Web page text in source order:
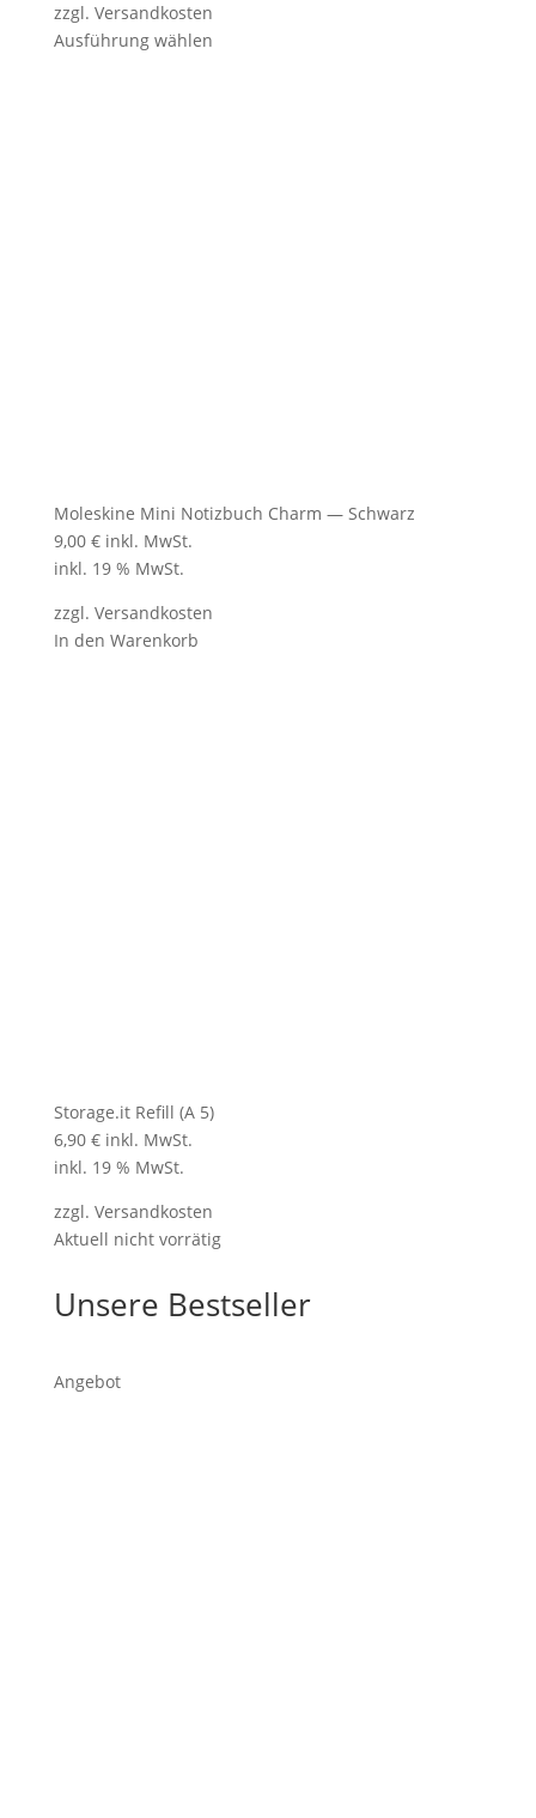
zzgl. Versandkosten
Ausführung wählen
Moleskine Mini Notizbuch Charm — Schwarz
9,00 € inkl. MwSt.
inkl. 19 % MwSt.
zzgl. Versandkosten
In den Warenkorb
Storage.it Refill (A 5)
6,90 € inkl. MwSt.
inkl. 19 % MwSt.
zzgl. Versandkosten
Aktuell nicht vorrätig
Unsere Bestseller
AngebotProdukt